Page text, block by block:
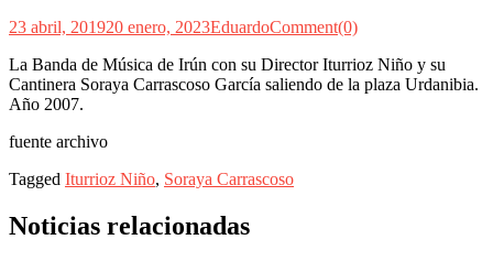
23 abril, 201920 enero, 2023EduardoComment(0)
La Banda de Música de Irún con su Director Iturrioz Niño y su
Cantinera Soraya Carrascoso García saliendo de la plaza Urdanibia.
Año 2007.
fuente archivo
Tagged Iturrioz Niño, Soraya Carrascoso
Noticias relacionadas